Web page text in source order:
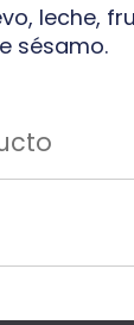
leche,
sésamo.